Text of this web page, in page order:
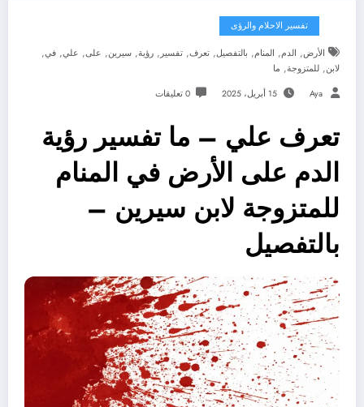
تفسير الاحلام والرؤى
الأرض, الدم, المنام, بالتفصيل, تعرف, تفسير , رؤية, سيرين, على, علي, في,
لابن, للمتزوجة, ما
Aya 15 أبريل، 2025 0 تعليقات
تعرف علي – ما تفسير رؤية
الدم على الأرض في المنام
للمتزوجة لابن سيرين –
بالتفصيل